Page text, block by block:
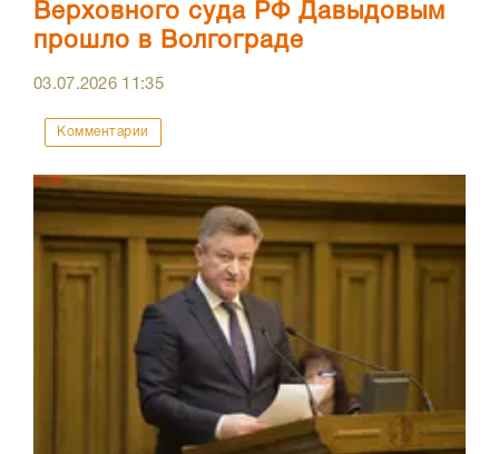
Верховного суда РФ Давыдовым
прошло в Волгограде
03.07.2026 11:35
Комментарии